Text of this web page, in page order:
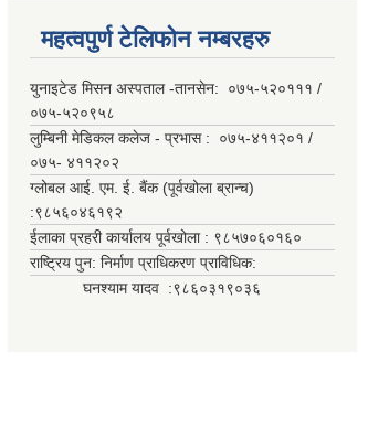
महत्वपुर्ण टेलिफोन नम्बरहरु
युनाइटेड मिसन अस्पताल -तानसेन: ०७५-५२०१११ /
०७५-५२०९५८
लुम्बिनी मेडिकल कलेज - प्रभास : ०७५-४११२०१ /
०७५- ४११२०२
ग्लोबल आई. एम. ई. बैंक (पूर्वखोला ब्रान्च)
:९८५६०४६१९२
ईलाका प्रहरी कार्यालय पूर्वखोला : ९८५७०६०१६०
राष्ट्रिय पुन: निर्माण प्राधिकरण प्राविधिक:
घनश्याम यादव :९८६०३१९०३६